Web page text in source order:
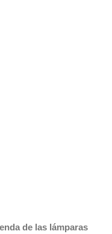
de las lámparas